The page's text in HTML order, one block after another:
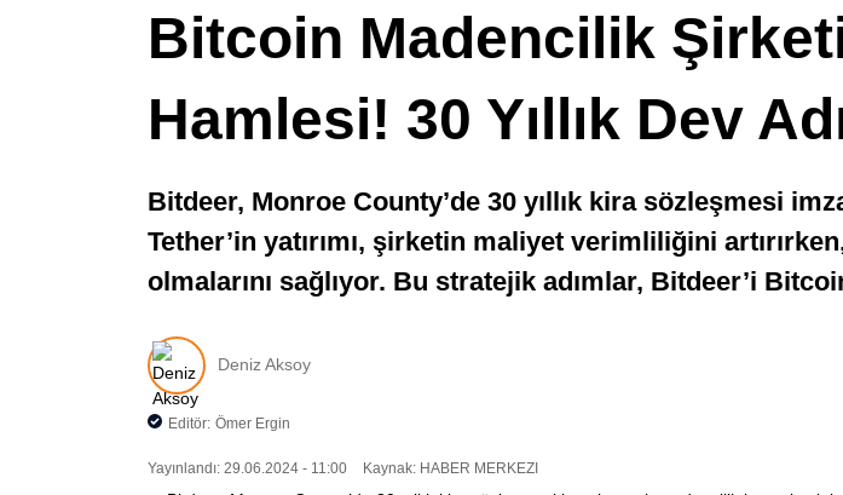
Bitcoin Madencilik
Hamlesi! 30 Yıllık Dev
Bitdeer, Monroe County’de 30 yıllık kira sözleşmesi
Tether’in yatırımı, şirketin maliyet verimliliğini
olmalarını sağlıyor. Bu stratejik adımlar, Bitdeer’i
Deniz Aksoy
Editör: Ömer Ergin
Yayınlandı: 29.06.2024 - 11:00 Kaynak: HABER MERKEZI